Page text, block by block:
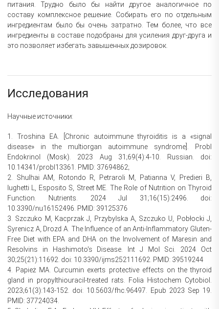
питания. Трудно было бы найти другое аналогичное по
составу комплексное решение. Собирать его по отдельным
ингредиентам было бы очень затратно. Тем более, что все
ингредиенты в составе подобраны для усиления друг-друга и
это позволяет избегать завышенных дозировок.
Исследования
Научные источники:
1. Troshina EA. [Сhronic autoimmune thyroiditis is a «signal
disease» in the multiorgan autoimmune syndrome]. Probl
Endokrinol (Mosk). 2023 Aug 31;69(4):4-10. Russian. doi:
10.14341/probl13361. PMID: 37694862;
2. Shulhai AM, Rotondo R, Petraroli M, Patianna V, Predieri B,
Iughetti L, Esposito S, Street ME. The Role of Nutrition on Thyroid
Function. Nutrients. 2024 Jul 31;16(15):2496. doi:
10.3390/nu16152496. PMID: 39125376
3. Szczuko M, Kacprzak J, Przybylska A, Szczuko U, Pobłocki J,
Syrenicz A, Drozd A. The Influence of an Anti-Inflammatory Gluten-
Free Diet with EPA and DHA on the Involvement of Maresin and
Resolvins in Hashimoto's Disease. Int J Mol Sci. 2024 Oct
30;25(21):11692. doi: 10.3390/ijms252111692. PMID: 39519244
4. Papież MA. Curcumin exerts protective effects on the thyroid
gland in propylthiouracil-treated rats. Folia Histochem Cytobiol.
2023;61(3):143-152. doi: 10.5603/fhc.96497. Epub 2023 Sep 19.
PMID: 37724034.